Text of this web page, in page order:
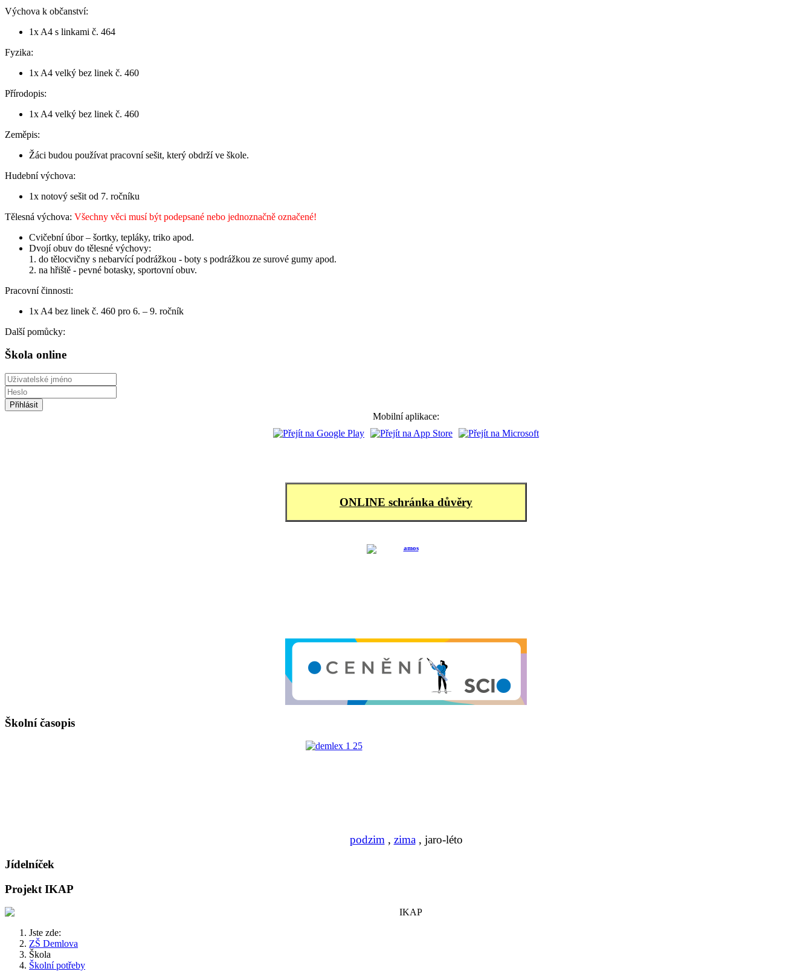
Výchova k občanství:
1x A4 s linkami č. 464
Fyzika:
1x A4 velký bez linek č. 460
Přírodopis:
1x A4 velký bez linek č. 460
Zeměpis:
Žáci budou používat pracovní sešit, který obdrží ve škole.
Hudební výchova:
1x notový sešit od 7. ročníku
Tělesná výchova: Všechny věci musí být podepsané nebo jednoznačně označené!
Cvičební úbor – šortky, tepláky, triko apod.
Dvojí obuv do tělesné výchovy:
1. do tělocvičny s nebarvící podrážkou - boty s podrážkou ze surové gumy apod.
2. na hřiště - pevné botasky, sportovní obuv.
Pracovní činnosti:
1x A4 bez linek č. 460 pro 6. – 9. ročník
Další pomůcky:
Škola online
Mobilní aplikace:
ONLINE schránka důvěry
Školní časopis
podzim, zima, jaro-léto
Jídelníček
Projekt IKAP
Jste zde:
ZŠ Demlova
Škola
Školní potřeby